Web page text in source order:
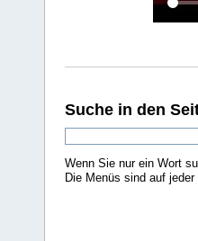
Suche in den
Wenn Sie nur ein Wort
Die Menüs sind auf